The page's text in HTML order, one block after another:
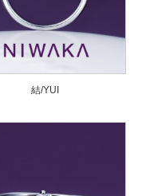
結/YUI